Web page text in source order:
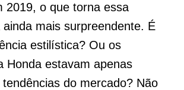
2019, o que torna essa
ainda mais surpreendente. É
estilística? Ou os
Honda estavam apenas
do mercado? Não